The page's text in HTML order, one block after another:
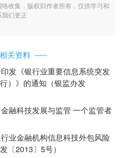
收集，版权归作者所有，仅供学习和
们更正
相关资料
发《银行业重要信息系统突发
）》的通知（银监办发
融科技发展与监管 一个监管者
业金融机构信息科技外包风险
〔2013〕5号）